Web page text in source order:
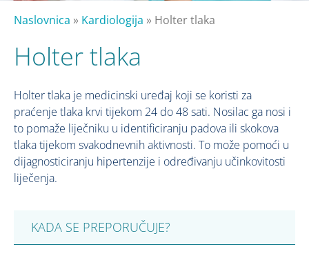
Naslovnica » Kardiologija » Holter tlaka
Holter tlaka
Holter tlaka je medicinski uređaj koji se koristi za
praćenje tlaka krvi tijekom 24 do 48 sati. Nosilac ga nosi i
to pomaže liječniku u identificiranju padova ili skokova
tlaka tijekom svakodnevnih aktivnosti. To može pomoći u
dijagnosticiranju hipertenzije i određivanju učinkovitosti
liječenja.
KADA SE PREPORUČUJE?